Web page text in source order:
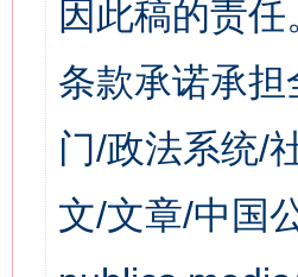
因此稿的责
条款承诺承
门/政法系统/
文/文章/中国